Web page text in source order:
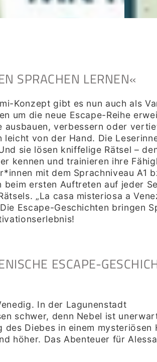
SPRACHEN LERNEN«
Konzept gibt es nun auch als
um die neue Escape-Reihe
verbessern oder
von der Hand. Die
sie lösen kniffelige Rätsel –
kennen und trainieren ihre
mit dem Sprachniveau A1
ersten Auftreten auf jeder
„La casa misteriosa a
Escape-Geschichten bringen
!
ESCAPE-
In der Lagunenstadt
schwer, denn Nebel ist
Diebes in einem mysteriösen
höher. Das Abenteuer für